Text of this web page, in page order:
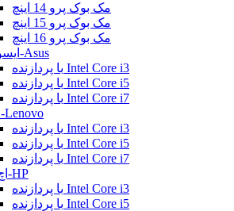
مک بوک پرو 14 اینچ
مک بوک پرو 15 اینچ
مک بوک پرو 16 اینچ
ایسوس-Asus
با پردازنده Intel Core i3
با پردازنده Intel Core i5
با پردازنده Intel Core i7
لنوو-Lenovo
با پردازنده Intel Core i3
با پردازنده Intel Core i5
با پردازنده Intel Core i7
اچ پی-HP
با پردازنده Intel Core i3
با پردازنده Intel Core i5